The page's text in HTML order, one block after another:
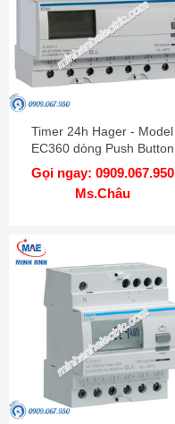
Timer 24h Hager - Model
EC360 dòng Push Button
Gọi ngay: 0909.067.950
Ms.Châu